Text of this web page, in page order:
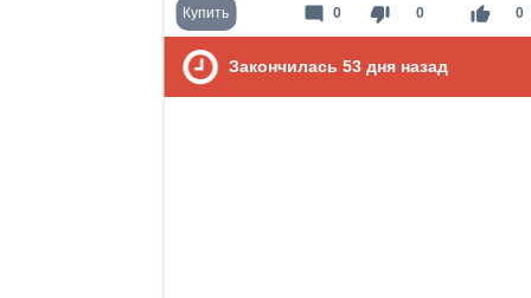
Купить thumb_down 0 thumb_up 0
mode_comment 0
Закончилась 53 дня назад